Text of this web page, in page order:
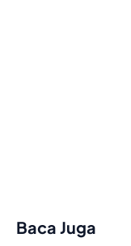
Baca Juga